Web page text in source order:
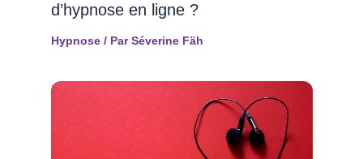
d’hypnose en ligne ?
Hypnose/ ParSéverine Fäh